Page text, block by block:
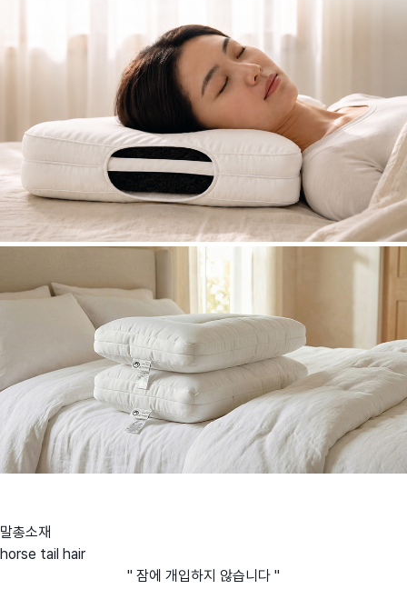
말총소재
horse tail hair
" 잠에 개입하지 않습니다 "